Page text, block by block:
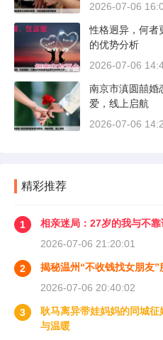
2026-07-06
性格迥异，何者
的优势分析
2026-07-06
南京市滇圆囍婚
爱，线上启航
2026-07-06
精彩推荐
1
相亲迷局：27岁的我与不
2026-07-06 21:20:01
2
揭秘温州“不收钱找女朋友
2026-07-06 20:40:02
3
耿马离异带娃妈妈的同城
与温暖